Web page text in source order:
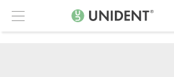
Menu
KONTAKT